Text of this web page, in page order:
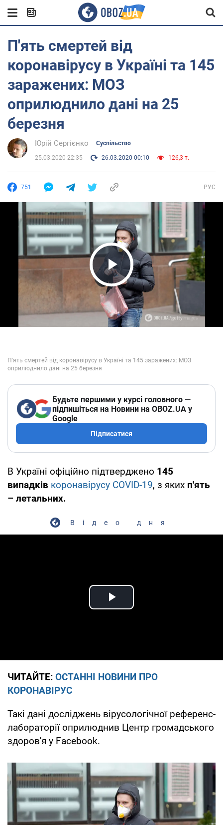
П'ять смертей від
коронавірусу в Україні та 145
заражених: МОЗ
оприлюднило дані на 25
березня
Юрій Сергієнко Суспільство
25.03.2020 22:35 26.03.2020 00:10 126,3 т.
751 РУС
Play Video
Будьте першими у курсі головного —
підпишіться на Новини на OBOZ.UA у
Google
Підписатися
В Україні офіційно підтверджено 145
випадків коронавірусу COVID-19, з яких п'ять
– летальних.
Відео дня
Play Video
ЧИТАЙТЕ: ОСТАННІ НОВИНИ ПРО
КОРОНАВІРУС
Такі дані досліджень вірусологічної референс-
лабораторії оприлюднив Центр громадського
здоров'я у Facebook.